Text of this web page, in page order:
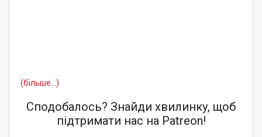
(більше…)
Сподобалось? Знайди хвилинку, щоб
підтримати нас на Patreon!